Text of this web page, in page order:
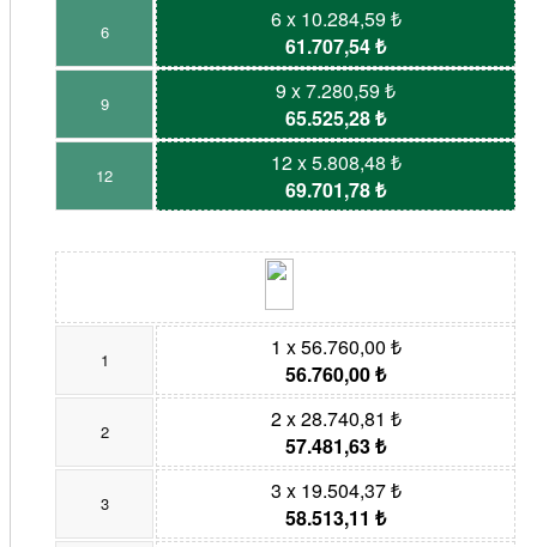
6
6 x 10.284,59 ₺
61.707,54 ₺
9
9 x 7.280,59 ₺
65.525,28 ₺
12
12 x 5.808,48 ₺
69.701,78 ₺
1
1 x 56.760,00 ₺
56.760,00 ₺
2
2 x 28.740,81 ₺
57.481,63 ₺
3
3 x 19.504,37 ₺
58.513,11 ₺